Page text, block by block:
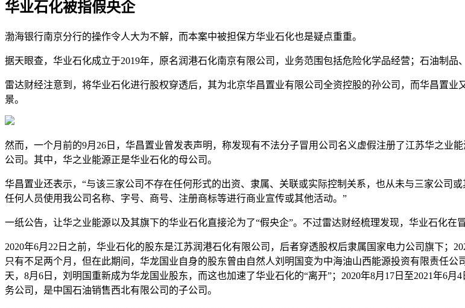
华业石化被指假央企
渤海银行南京分行的操作令人大为不解，而本案中被担保方华业石化也是疑点重重。
据天眼查，华业石化成立于2019年，原名润港石化南京有限公司，业务范围包括危险化学品经营；石油制品
雷达财经注意到，将华业石化进行股权穿透后，其为北京华昌置业有限公司全资控股的孙公司，而华昌置
景。
然而，一个月前的9月26日，华昌置业曾发表声明，称发现有不法分子冒用公司名义虚假注册了江苏华之业
公司。其中，华之业能源正是华业石化的母公司。
华昌置业还表示，“与该三家公司不存在任何形式的出资、隶属、关联或实际控制关系，也从未与三家公司
任何人员使用我公司名称、字号、商号、注册商标等进行商业宣传或其他活动。”
一纸公告，让华之业能源以及其旗下的华业石化直接沦为了“假央企”。不过雷达财经梳理发现，华业石化在
2020年6月22日之前，华业石化的股东是江苏润港石化有限公司，后者穿透股权后隶属国家电力公司旗下；
只有不足两个月，但在此期间，华龙国业自身的股东曾由自然人刘明国变为中海油山西能源投资有限责任
天，8月6日，刘明国重新成为华龙国业股东，而这也加速了华业石化的“离开”；2020年8月17日至2021年6
务公司，是中国石油销售西北有限公司的子公司。